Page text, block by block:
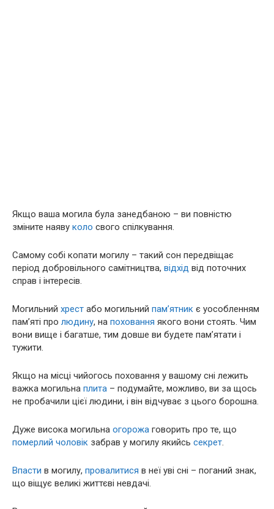
Якщо ваша могила була занедбаною – ви повністю
зміните наяву коло свого спілкування.
Самому собі копати могилу – такий сон передвіщає
період добровільного самітництва, відхід від поточних
справ і інтересів.
Могильний хрест або могильний пам’ятник є уособленням
пам’яті про людину, на поховання якого вони стоять. Чим
вони вище і багатше, тим довше ви будете пам’ятати і
тужити.
Якщо на місці чийогось поховання у вашому сні лежить
важка могильна плита – подумайте, можливо, ви за щось
не пробачили цієї людини, і він відчуває з цього борошна.
Дуже висока могильна огорожа говорить про те, що
померлий чоловік забрав у могилу якийсь секрет.
Впасти в могилу, провалитися в неї уві сні – поганий знак,
що віщує великі життєві невдачі.